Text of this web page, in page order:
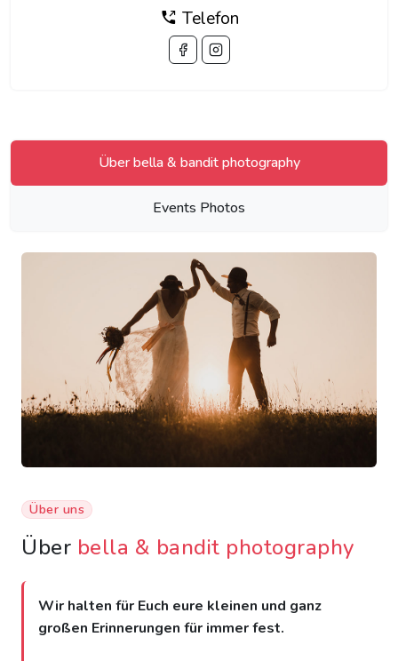
Telefon
Über bella & bandit photography
Events Photos
Über uns
Über bella & bandit photography
Wir halten für Euch eure kleinen und ganz
großen Erinnerungen für immer fest.